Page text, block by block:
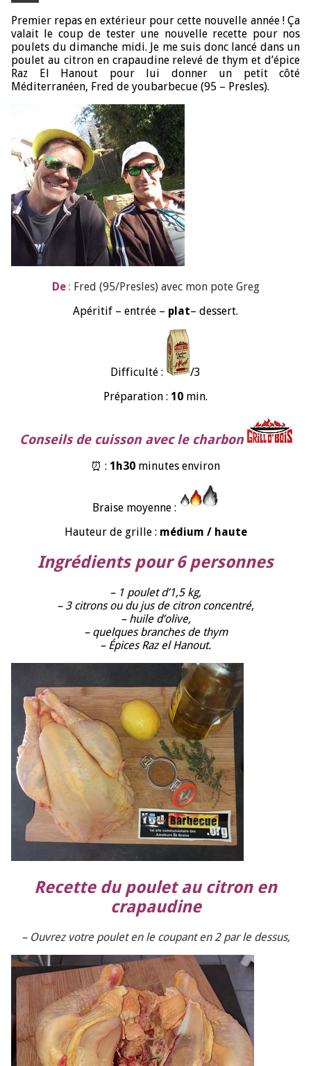
Premier repas en extérieur pour cette nouvelle année ! Ça
valait le coup de tester une nouvelle recette pour nos
poulets du dimanche midi. Je me suis donc lancé dans un
poulet au citron en crapaudine relevé de thym et d’épice
Raz El Hanout pour lui donner un petit côté
Méditerranéen, Fred de youbarbecue (95 – Presles).
De : Fred (95/Presles) avec mon pote Greg
Apéritif – entrée – plat– dessert.
Difficulté :
/3
Préparation : 10 min.
Conseils de cuisson avec le charbon
⏰ : 1h30 minutes environ
Braise moyenne :
Hauteur de grille : médium / haute
Ingrédients pour 6 personnes
– 1 poulet d’1,5 kg,
– 3 citrons ou du jus de citron concentré,
– huile d’olive,
– quelques branches de thym
– Épices Raz el Hanout.
Recette du poulet au citron en
crapaudine
– Ouvrez votre poulet en le coupant en 2 par le dessus,